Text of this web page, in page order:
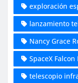
exploración
lanzamiento
Nancy Grace
SpaceX Falcon
telescopio